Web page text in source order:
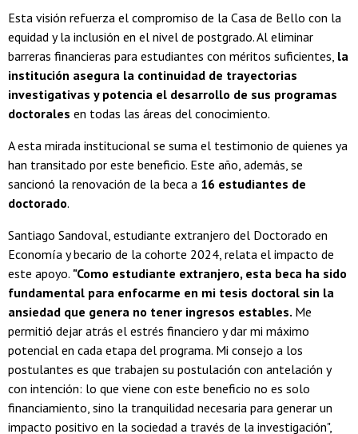
Esta visión refuerza el compromiso de la Casa de Bello con la
equidad y la inclusión en el nivel de postgrado. Al eliminar
barreras financieras para estudiantes con méritos suficientes, la
institución asegura la continuidad de trayectorias
investigativas y potencia el desarrollo de sus programas
doctorales en todas las áreas del conocimiento.
A esta mirada institucional se suma el testimonio de quienes ya
han transitado por este beneficio. Este año, además, se
sancionó la renovación de la beca a 16 estudiantes de
doctorado.
Santiago Sandoval, estudiante extranjero del Doctorado en
Economía y becario de la cohorte 2024, relata el impacto de
este apoyo. "Como estudiante extranjero, esta beca ha sido
fundamental para enfocarme en mi tesis doctoral sin la
ansiedad que genera no tener ingresos estables. Me
permitió dejar atrás el estrés financiero y dar mi máximo
potencial en cada etapa del programa. Mi consejo a los
postulantes es que trabajen su postulación con antelación y
con intención: lo que viene con este beneficio no es solo
financiamiento, sino la tranquilidad necesaria para generar un
impacto positivo en la sociedad a través de la investigación",